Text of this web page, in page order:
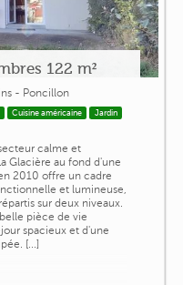
122 m²
- Poncillon
Cuisine américaine
Jardin
calme et
Glacière au fond d'une
2010 offre un cadre
et lumineuse,
sur deux niveaux.
pièce de vie
spacieux et d'une
[...]